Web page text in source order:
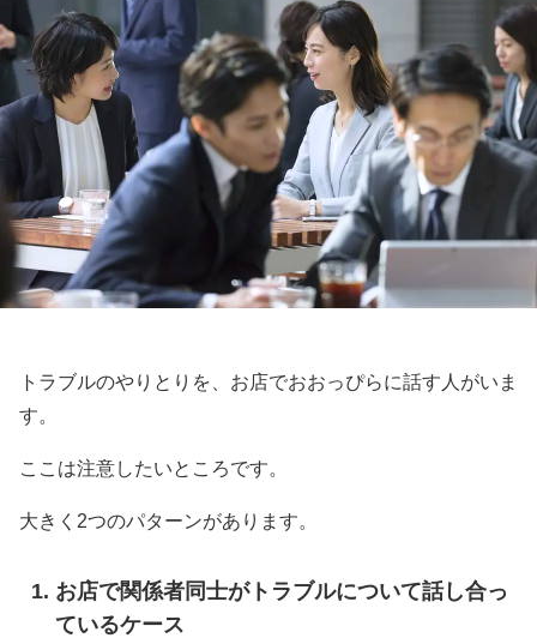
トラブルのやりとりを、お店でおおっぴらに話す人がいま
す。
ここは注意したいところです。
大きく2つのパターンがあります。
お店で関係者同士がトラブルについて話し合っ
ているケース